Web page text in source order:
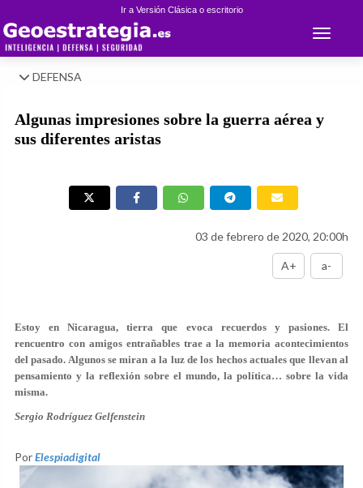
Ir a Versión Clásica o escritorio
Toggle
DEFENSA
Algunas impresiones sobre la guerra aérea y
sus diferentes aristas
03 de febrero de 2020, 20:00h
A+ a-
Estoy en Nicaragua, tierra que evoca recuerdos y pasiones. El
rencuentro con amigos entrañables trae a la memoria acontecimientos
del pasado. Algunos se miran a la luz de los hechos actuales que llevan al
pensamiento y la reflexión sobre el mundo, la política… sobre la vida
misma.
Sergio Rodríguez Gelfenstein
PorElespiadigital